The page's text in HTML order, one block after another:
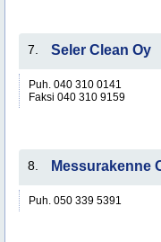
7. Seler Clean Oy
Puh. 040 310 0141
Faksi 040 310 9159
8. Messurakenne
Puh. 050 339 5391